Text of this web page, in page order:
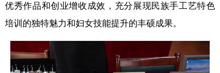
优秀作品和创业增收成效，充分展现民族手工艺特色
培训的独特魅力和妇女技能提升的丰硕成果。